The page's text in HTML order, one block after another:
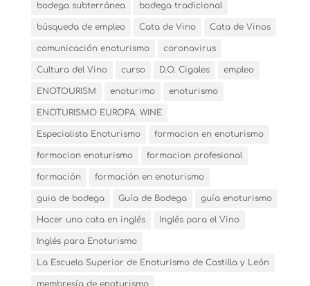
bodega subterránea bodega tradicional
búsqueda de empleo Cata de Vino Cata de Vinos
comunicación enoturismo coronavirus
Cultura del Vino curso D.O. Cigales empleo
ENOTOURISM enoturimo enoturismo
ENOTURISMO EUROPA. WINE
Especialista Enoturismo formacion en enoturismo
formacion enoturismo formacion profesional
formación formación en enoturismo
guia de bodega Guía de Bodega guía enoturismo
Hacer una cata en inglés Inglés para el Vino
Inglés para Enoturismo
La Escuela Superior de Enoturismo de Castilla y León
membresía de enoturismo